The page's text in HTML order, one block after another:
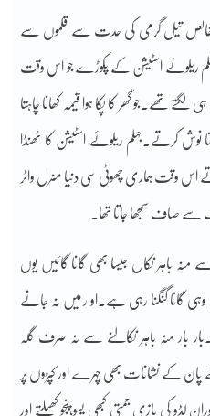
خالص تیل گرمی کی حدت سے قلموں سے
ریلوئے اسٹیشن کے پکوڑے جو اس وقت
گھر کا پکا ہوا قیمہ کھانا چاہتا
نوش کرتے۔جہلم ریلوئے اسٹیشن کا ٹھنڈا
اس وقت ہماری چھوٹی سی دنیا منرل واٹر
صاف سمجھا جاتا تھا۔
باہر نکال جیسا بھی گانا گائیں یوں
گانا گنگنا رہی ہے۔او ر میں نہ جانے
بار منہ باہر نکالنے سے نہ صرف گلہ
پان کے نشانات بھی چہرے اور کپڑوں پر
کی بازی جمتی کبھی یسو،پنجو کھیلتے اور